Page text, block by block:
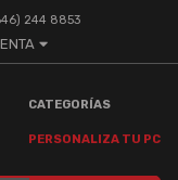
244 8853
CATEGORÍAS
PERSONALIZA TU PC